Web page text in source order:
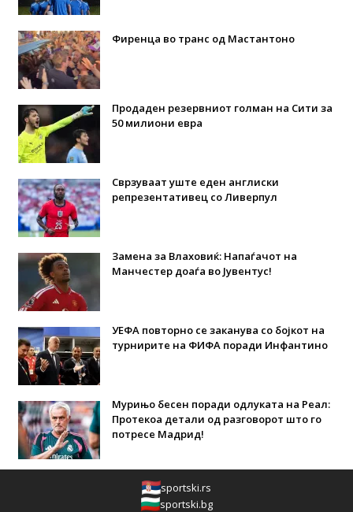
Фиренца во транс од Мастантоно
Продаден резервниот голман на Сити за
50 милиони евра
Сврзуваат уште еден англиски
репрезентативец со Ливерпул
Замена за Влаховиќ: Напаѓачот на
Манчестер доаѓа во Јувентус!
УЕФА повторно се заканува со бојкот на
турнирите на ФИФА поради Инфантино
Мурињо бесен поради одлуката на Реал:
Протекоа детали од разговорот што го
потресе Мадрид!
sportski.rs
sportski.bg